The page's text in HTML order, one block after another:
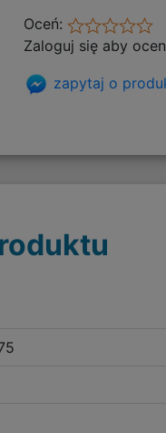
Oceń:
Zaloguj się aby
zapytaj o